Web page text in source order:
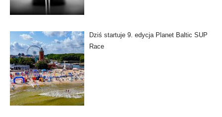
Dziś startuje 9. edycja Planet Baltic SUP
Race